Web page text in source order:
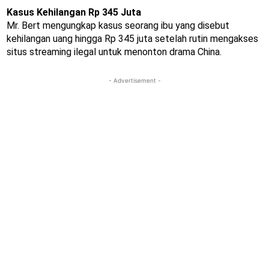
Kasus Kehilangan Rp 345 Juta
Mr. Bert mengungkap kasus seorang ibu yang disebut
kehilangan uang hingga Rp 345 juta setelah rutin mengakses
situs streaming ilegal untuk menonton drama China.
- Advertisement -